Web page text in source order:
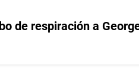
de respiración a